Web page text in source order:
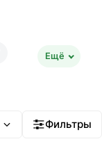
Ещё
Фильтры